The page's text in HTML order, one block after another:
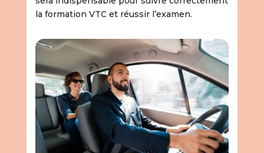
la formation VTC et réussir l’examen.